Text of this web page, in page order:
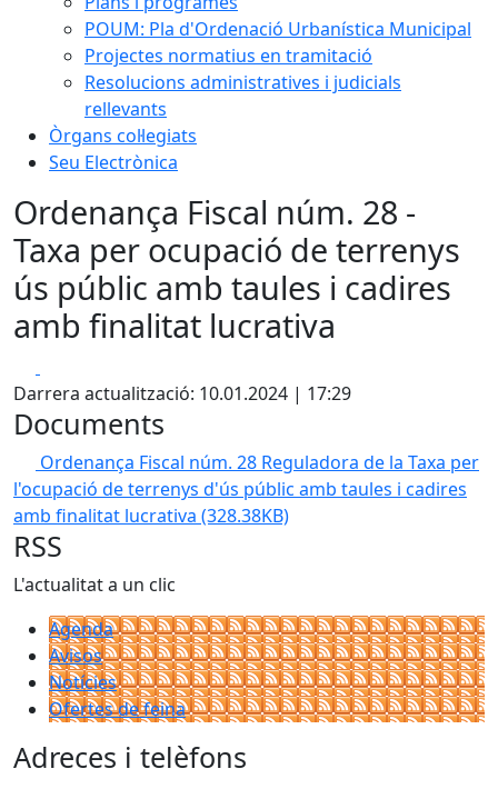
POUM: Pla d'Ordenació Urbanística Municipal
Projectes normatius en tramitació
Resolucions administratives i judicials
rellevants
Òrgans col·legiats
Seu Electrònica
Ordenança Fiscal núm. 28 -
Taxa per ocupació de terrenys
ús públic amb taules i cadires
amb finalitat lucrativa
Darrera actualització: 10.01.2024 | 17:29
Documents
Ordenança Fiscal núm. 28 Reguladora de la Taxa per
l'ocupació de terrenys d'ús públic amb taules i cadires
amb finalitat lucrativa (328.38KB)
RSS
L'actualitat a un clic
Agenda
Avisos
Notícies
Ofertes de feina
Adreces i telèfons